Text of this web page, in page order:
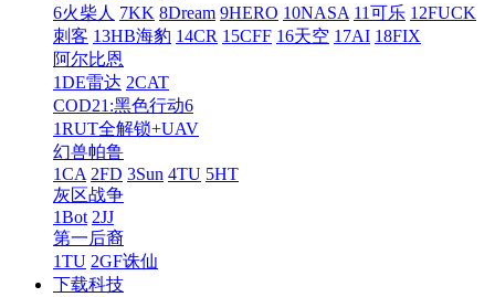
6火柴人 7KK 8Dream 9HERO 10NASA 11可乐 12FUCK
刺客 13HB海豹 14CR 15CFF 16天空 17AI 18FIX
阿尔比恩
1DE雷达 2CAT
COD21:黑色行动6
1RUT全解锁+UAV
幻兽帕鲁
1CA 2FD 3Sun 4TU 5HT
灰区战争
1Bot 2JJ
第一后裔
1TU 2GF诛仙
下载科技